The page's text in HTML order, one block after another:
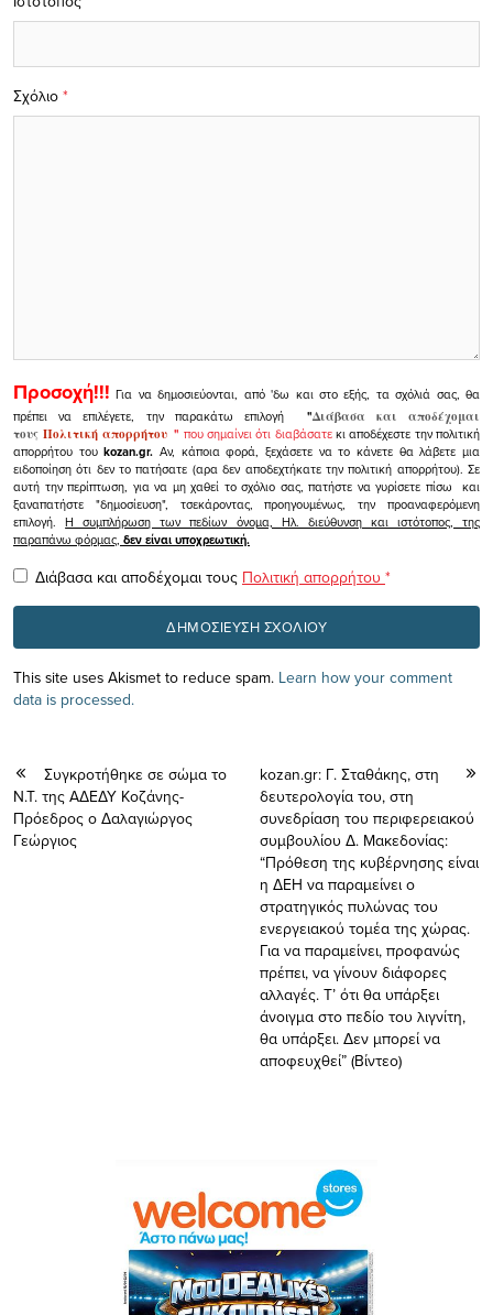
Σχόλιο *
Προσοχή!!! Για να δημοσιεύονται, από 'δω και στο εξής, τα σχόλιά σας, θα
πρέπει να επιλέγετε, την παρακάτω επιλογή
"Διάβασα και αποδέχομαι
τουςΠολιτική απορρήτου" που σημαίνει ότι διαβάσατεκι αποδέχεστε την πολιτική
απορρήτου τουkozan.gr. Αν, κάποια φορά, ξεχάσετε να το κάνετε θα λάβετε μια
ειδοποίηση ότι δεν το πατήσατε (αρα δεν αποδεχτήκατε την πολιτική απορρήτου). Σε
αυτή την περίπτωση, για να μη χαθεί το σχόλιο σας, πατήστε να γυρίσετε πίσω και
ξαναπατήστε "δημοσίευση", τσεκάροντας, προηγουμένως, την προαναφερόμενη
επιλογή.Η συμπλήρωση των πεδίων όνομα, Ηλ. διεύθυνση και ιστότοπος, της
παραπάνω φόρμας, δεν είναι υποχρεωτική.
Διάβασα και αποδέχομαι τους Πολιτική απορρήτου *
This site uses Akismet to reduce spam. Learn how your comment
data is processed.
Συγκροτήθηκε σε σώμα το
Ν.Τ. της ΑΔΕΔΥ Κοζάνης-
Πρόεδρος ο Δαλαγιώργος
Γεώργιος
kozan.gr: Γ. Σταθάκης, στη
δευτερολογία τoυ, στη
συνεδρίαση του περιφερειακού
συμβουλίου Δ. Μακεδονίας:
“Πρόθεση της κυβέρνησης είναι
η ΔΕΗ να παραμείνει ο
στρατηγικός πυλώνας του
ενεργειακού τομέα της χώρας.
Για να παραμείνει, προφανώς
πρέπει, να γίνουν διάφορες
αλλαγές. Τ’ ότι θα υπάρξει
άνοιγμα στο πεδίο του λιγνίτη,
θα υπάρξει. Δεν μπορεί να
αποφευχθεί” (Βίντεο)